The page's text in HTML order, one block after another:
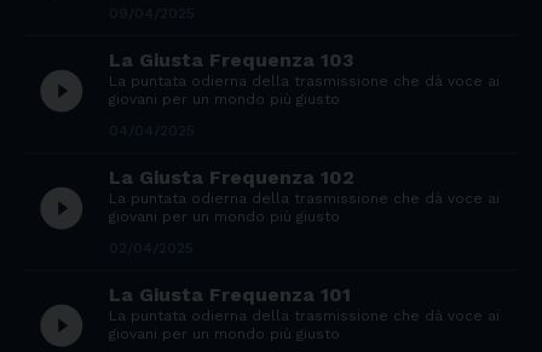
play_circle_filled
La Giusta Frequenza 103
La puntata odierna della trasmissione che dà voce ai
giovani per un mondo più giusto
play_circle_filled
La Giusta Frequenza 102
La puntata odierna della trasmissione che dà voce ai
giovani per un mondo più giusto
play_circle_filled
La Giusta Frequenza 101
La puntata odierna della trasmissione che dà voce ai
giovani per un mondo più giusto